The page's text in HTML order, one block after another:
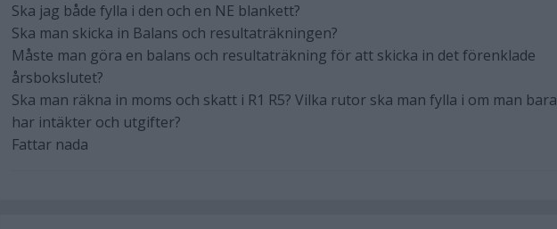
Ska jag både fylla i den och en NE blankett?
Ska man skicka in Balans och resultaträkningen?
Måste man göra en balans och resultaträkning för att skicka in det förenklade
årsbokslutet?
Ska man räkna in moms och skatt i R1 R5? Vilka rutor ska man fylla i om man bara
har intäkter och utgifter?
Fattar nada